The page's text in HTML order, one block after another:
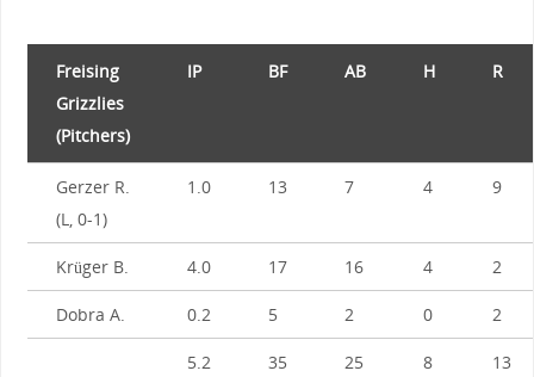
Freising
Grizzlies
(Pitchers)
IP BF AB H R
Gerzer R.
(L, 0-1)
1.0 13 7 4 9
Krüger B. 4.0 17 16 4 2
Dobra A. 0.2 5 2 0 2
5.2 35 25 8 13